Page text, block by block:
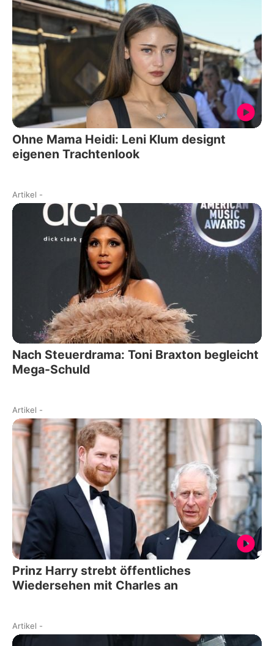
Ohne Mama Heidi: Leni Klum designt
eigenen Trachtenlook
Artikel -
Nach Steuerdrama: Toni Braxton begleicht
Mega-Schuld
Artikel -
Prinz Harry strebt öffentliches
Wiedersehen mit Charles an
Artikel -